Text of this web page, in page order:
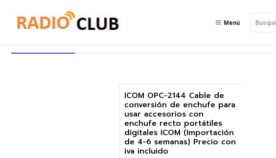
Menú
Cable de conversión de enchufe ICOM
Cable de conversión de enchufe ICOM
Agotado
ICOM OPC-2144 Cable de
conversión de enchufe para
usar accesorios con
enchufe recto portátiles
digitales ICOM (Importación
de 4-6 semanas) Precio con
iva incluido